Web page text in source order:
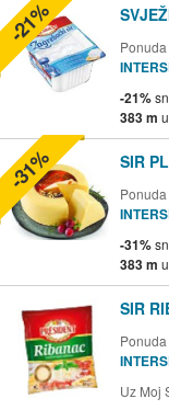
-21%
383 m
-21%
SIR
-31%
383 m
-31%
SIR
Uz Moj